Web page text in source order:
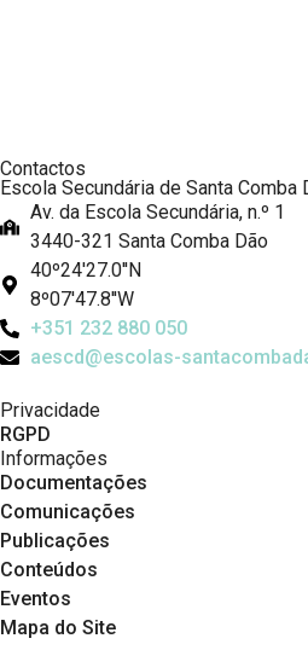
Contactos
Escola Secundária de Santa Comba
Av. da Escola Secundária, n.º 1
3440-321 Santa Comba Dão
40º24'27.0''N
8º07'47.8''W
+351 232 880 050
aescd@escolas-
Privacidade
RGPD
Informações
Documentações
Comunicações
Publicações
Conteúdos
Eventos
Mapa do Site